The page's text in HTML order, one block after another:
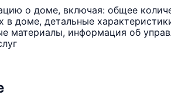
о доме, включая: общее
доме, детальные
материалы, информация об